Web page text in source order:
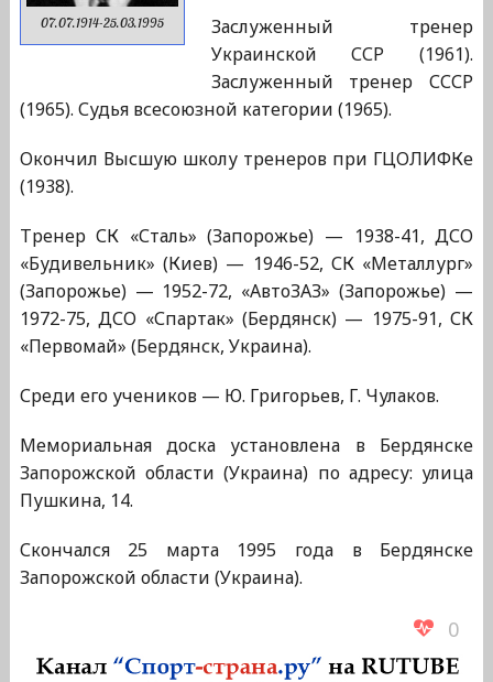
07.07.1914-25.03.1995
Заслуженный тренер
Украинской ССР (1961).
Заслуженный тренер СССР
(1965). Судья всесоюзной категории (1965).
Окончил Высшую школу тренеров при ГЦОЛИФКе
(1938).
Тренер СК «Сталь» (Запорожье) — 1938-41, ДСО
«Будивельник» (Киев) — 1946-52, СК «Металлург»
(Запорожье) — 1952-72, «АвтоЗАЗ» (Запорожье) —
1972-75, ДСО «Спартак» (Бердянск) — 1975-91, СК
«Первомай» (Бердянск, Украина).
Среди его учеников — Ю. Григорьев, Г. Чулаков.
Мемориальная доска установлена в Бердянске
Запорожской области (Украина) по адресу: улица
Пушкина, 14.
Скончался 25 марта 1995 года в Бердянске
Запорожской области (Украина).
0